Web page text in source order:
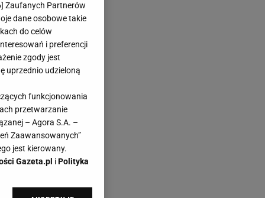
] Zaufanych Partnerów
dane osobowe takie
do celów
i preferencji
zgody jest
uprzednio udzieloną
funkcjonowania
przetwarzanie
– Agora S.A. –
Zaawansowanych”
jest kierowany.
Gazeta.pl iPolityka